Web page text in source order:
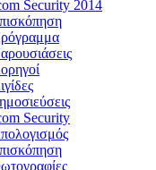
Security 2014
Security